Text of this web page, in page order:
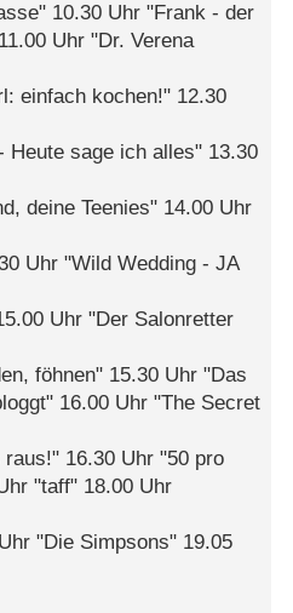
10.30 Uhr "Frank - der
Uhr "Dr. Verena
einfach kochen!" 12.30
Heute sage ich alles" 13.30
deine Teenies" 14.00 Uhr
Uhr "Wild Wedding - JA
Uhr "Der Salonretter
föhnen" 15.30 Uhr "Das
16.00 Uhr "The Secret
16.30 Uhr "50 pro
"taff" 18.00 Uhr
"Die Simpsons" 19.05